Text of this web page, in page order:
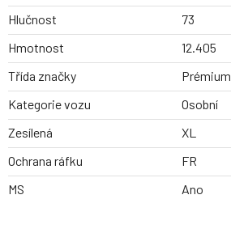
Hlučnost
73
Hmotnost
12.405
Třída značky
Prémium
Kategorie vozu
Osobní
Zesílená
XL
Ochrana ráfku
FR
MS
Ano